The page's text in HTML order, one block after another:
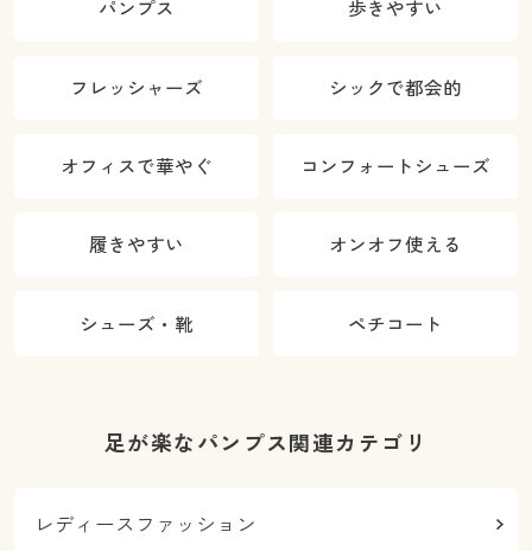
パンプス 歩きやすい
フレッシャーズ シックで都会的
オフィスで華やぐ コンフォートシューズ
履きやすい オンオフ使える
シューズ・靴 ペチコート
足が楽なパンプス関連カテゴリ
レディースファッション